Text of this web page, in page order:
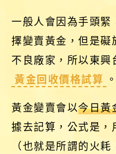
一般人會因為手頭
擇變賣黃金，但是礙
不良廠家，所以東興
黃金回收價格試算 。
黃金變賣會以今日黃
據去記算，公式是，
（也就是所謂的火